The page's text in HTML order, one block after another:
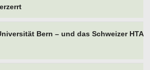
Bern – und das Schweizer HTA